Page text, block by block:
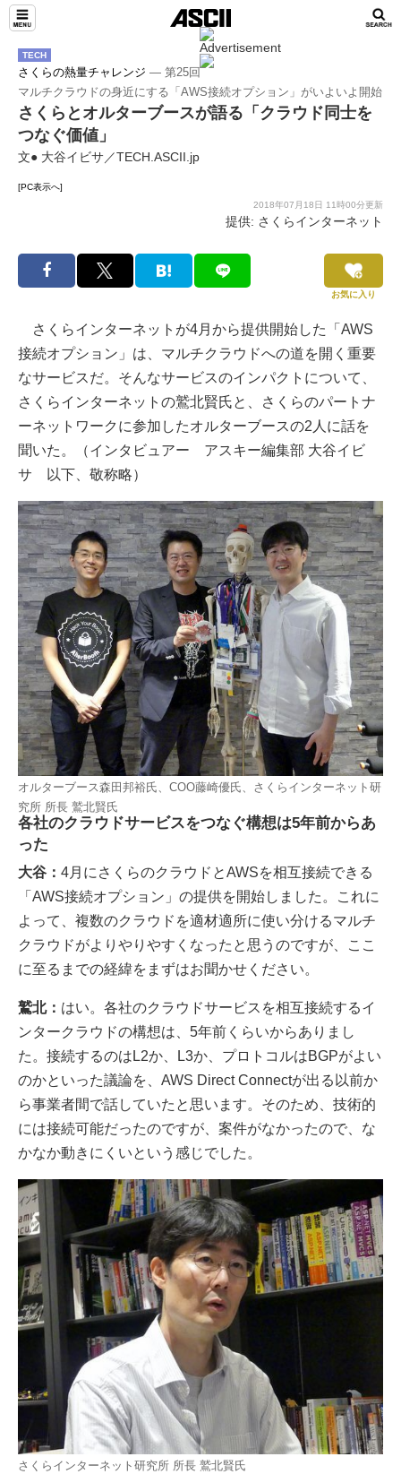
TECH
さくらの熱量チャレンジ ― 第25回
マルチクラウドの身近にする「AWS接続オプション」がいよいよ開始
さくらとオルターブースが語る「クラウド同士を
つなぐ価値」
文● 大谷イビサ／TECH.ASCII.jp
[PC表示へ]
2018年07月18日 11時00分更新
提供: さくらインターネット
お気に入り
さくらインターネットが4月から提供開始した「AWS
接続オプション」は、マルチクラウドへの道を開く重要
なサービスだ。そんなサービスのインパクトについて、
さくらインターネットの鷲北賢氏と、さくらのパートナ
ーネットワークに参加したオルターブースの2人に話を
聞いた。（インタビュアー アスキー編集部 大谷イビ
サ 以下、敬称略）
オルターブース森田邦裕氏、COO藤崎優氏、さくらインターネット研
究所 所長 鷲北賢氏
各社のクラウドサービスをつなぐ構想は5年前からあ
った
大谷： 4月にさくらのクラウドとAWSを相互接続できる
「AWS接続オプション」の提供を開始しました。これに
よって、複数のクラウドを適材適所に使い分けるマルチ
クラウドがよりやりやすくなったと思うのですが、ここ
に至るまでの経緯をまずはお聞かせください。
鷲北： はい。各社のクラウドサービスを相互接続するイ
ンタークラウドの構想は、5年前くらいからありまし
た。接続するのはL2か、L3か、プロトコルはBGPがよい
のかといった議論を、AWS Direct Connectが出る以前か
ら事業者間で話していたと思います。そのため、技術的
には接続可能だったのですが、案件がなかったので、な
かなか動きにくいという感じでした。
さくらインターネット研究所 所長 鷲北賢氏